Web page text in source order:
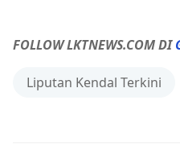
FOLLOW LKTNEWS.COM DI
Liputan Kendal Terkini